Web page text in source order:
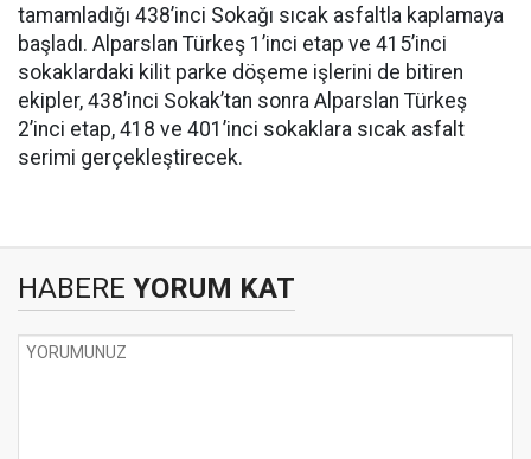
tamamladığı 438’inci Sokağı sıcak asfaltla kaplamaya
başladı. Alparslan Türkeş 1’inci etap ve 415’inci
sokaklardaki kilit parke döşeme işlerini de bitiren
ekipler, 438’inci Sokak’tan sonra Alparslan Türkeş
2’inci etap, 418 ve 401’inci sokaklara sıcak asfalt
serimi gerçekleştirecek.
HABERE YORUM KAT